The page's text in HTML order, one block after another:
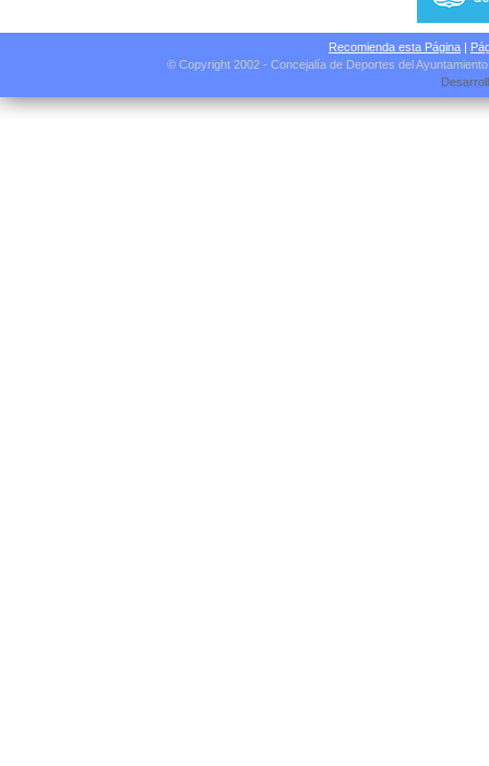
Recomienda esta Página |
© Copyright 2002 - Concejalía de Deportes del